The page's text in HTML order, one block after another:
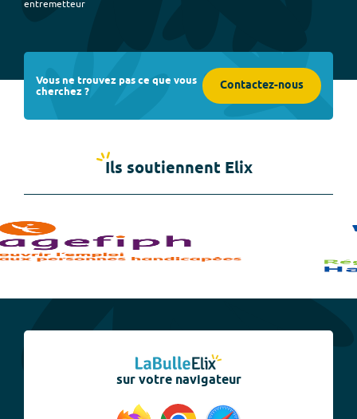
entremetteur
Vous ne trouvez pas ce que vous
cherchez ? Contactez-nous
Ils soutiennent Elix
sur votre navigateur